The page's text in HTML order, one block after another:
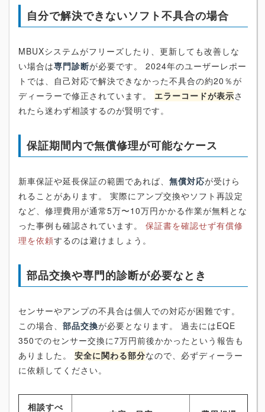
自分で解決できないソフト不具合の場合
MBUXシステムがフリーズしたり、更新しても改善しな
い場合は専門診断が必要です。 2024年のユーザーレポー
トでは、自己対応で解決できなかった不具合の約20％が
ディーラーで修正されています。 エラーコードが表示さ
れたら迷わず相談するのが賢明です。
保証期間内で無償修理が可能なケース
新車保証や延長保証の範囲であれば、 無償対応が受けら
れることがあります。 実際にアンプ交換やソフト再設定
など、修理費用が通常5万〜10万円かかる作業が無料とな
った事例も確認されています。 保証書を確認せず有償修
理を依頼するのは避けましょう。
部品交換や専門的診断が必要なとき
センサーやアンプの不具合は個人での対応が困難です。
この場合、 部品交換が必要となります。 過去にはEQE
350でのセンサー交換に7万円前後かかったという報告も
ありました。 安全に関わる部分なので、必ずディーラー
に依頼してください。
相談すべ